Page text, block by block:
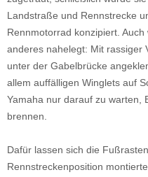
Landstraße und Rennstrecke
Rennmotorrad konzipiert.
anderes nahelegt: Mit rassiger
unter der Gabelbrücke
allem auffälligen Winglets auf
Yamaha nur darauf zu warten,
brennen.
Dafür lassen sich die
Rennstreckenposition